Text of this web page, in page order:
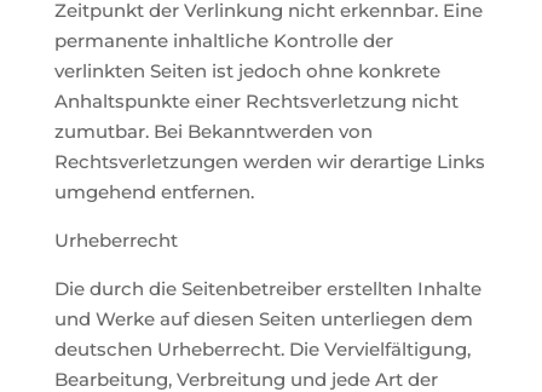
Zeitpunkt der Verlinkung nicht erkennbar. Eine
permanente inhaltliche Kontrolle der
verlinkten Seiten ist jedoch ohne konkrete
Anhaltspunkte einer Rechtsverletzung nicht
zumutbar. Bei Bekanntwerden von
Rechtsverletzungen werden wir derartige Links
umgehend entfernen.
Urheberrecht
Die durch die Seitenbetreiber erstellten Inhalte
und Werke auf diesen Seiten unterliegen dem
deutschen Urheberrecht. Die Vervielfältigung,
Bearbeitung, Verbreitung und jede Art der